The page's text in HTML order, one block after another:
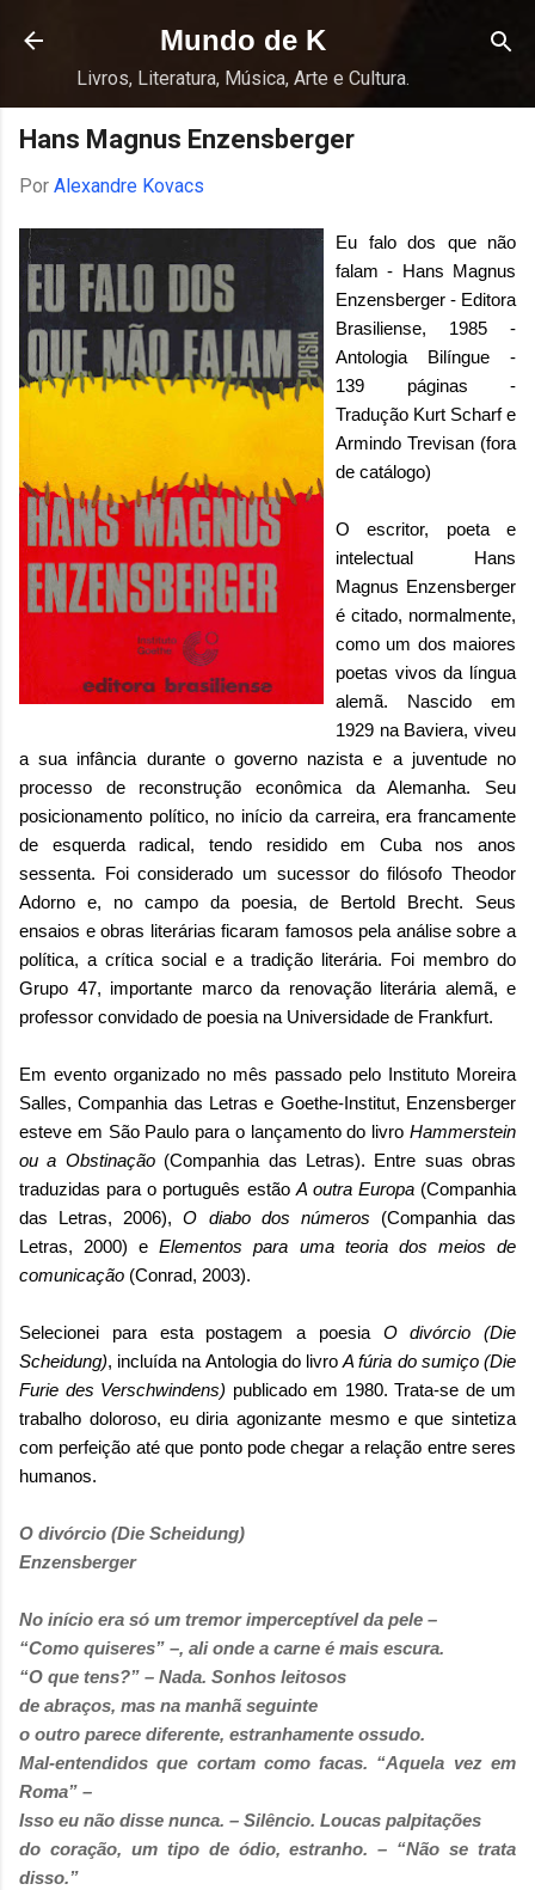
Pular para o conteúdo principal
Mundo de K
Livros, Literatura, Música, Arte e Cultura.
Hans Magnus Enzensberger
Por Alexandre Kovacs
Eu falo dos que não
falam - Hans Magnus
Enzensberger - Editora
Brasiliense, 1985 -
Antologia Bilíngue -
139 páginas -
Tradução Kurt Scharf e
Armindo Trevisan (fora
de catálogo)
O escritor, poeta e
intelectual Hans
Magnus Enzensberger
é citado, normalmente,
como um dos maiores
poetas vivos da língua
alemã. Nascido em
1929 na Baviera, viveu
a sua infância durante o governo nazista e a juventude no
processo de reconstrução econômica da Alemanha. Seu
posicionamento político, no início da carreira, era francamente
de esquerda radical, tendo residido em Cuba nos anos
sessenta. Foi considerado um sucessor do filósofo Theodor
Adorno e, no campo da poesia, de Bertold Brecht. Seus
ensaios e obras literárias ficaram famosos pela análise sobre a
política, a crítica social e a tradição literária. Foi membro do
Grupo 47, importante marco da renovação literária alemã, e
professor convidado de poesia na Universidade de Frankfurt.
Em evento organizado no mês passado pelo Instituto Moreira
Salles, Companhia das Letras e Goethe-Institut, Enzensberger
esteve em São Paulo para o lançamento do livro Hammerstein
ou a Obstinação(Companhia das Letras). Entre suas obras
traduzidas para o português estão A outra Europa(Companhia
das Letras, 2006),O diabo dos números (Companhia das
Letras, 2000) eElementos para uma teoria dos meios de
comunicação (Conrad, 2003).
Selecionei para esta postagem a poesia O divórcio (Die
Scheidung), incluída na Antologia do livroA fúria do sumiço (Die
Furie des Verschwindens) publicado em 1980. Trata-se de um
trabalho doloroso, eu diria agonizante mesmo e que sintetiza
com perfeição até que ponto pode chegar a relação entre seres
humanos.
O divórcio (Die Scheidung)
Enzensberger
No início era só um tremor imperceptível da pele –
“Como quiseres” –, ali onde a carne é mais escura.
“O que tens?” – Nada. Sonhos leitosos
de abraços, mas na manhã seguinte
o outro parece diferente, estranhamente ossudo.
Mal-entendidos que cortam como facas. “Aquela vez em
Roma” –
Isso eu não disse nunca. – Silêncio. Loucas palpitações
do coração, um tipo de ódio, estranho. – “Não se trata
disso.”